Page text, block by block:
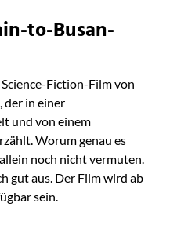
to-Busan-
Fiction-Film von
der in einer
und von einem
Worum genau es
noch nicht vermuten.
gut aus. Der Film wird ab
sein.